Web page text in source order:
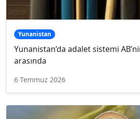
Yunanistan
Yunanistan’da adalet sistemi
arasında
6 Temmuz 2026